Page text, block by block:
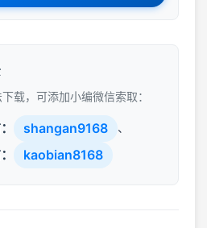
载，可添加小编微信索取：
shangan9168 、
kaobian8168